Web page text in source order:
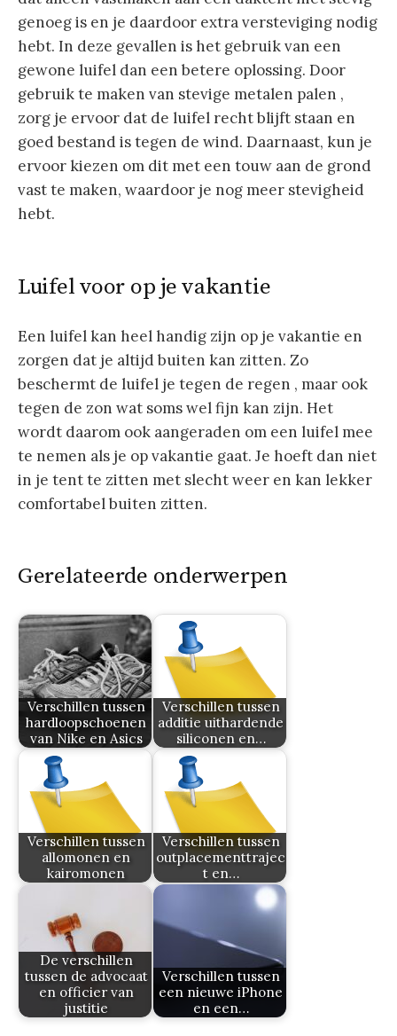
genoeg is en je daardoor extra versteviging nodig
hebt. In deze gevallen is het gebruik van een
gewone luifel dan een betere oplossing. Door
gebruik te maken van stevige metalen palen ,
zorg je ervoor dat de luifel recht blijft staan en
goed bestand is tegen de wind. Daarnaast, kun je
ervoor kiezen om dit met een touw aan de grond
vast te maken, waardoor je nog meer stevigheid
hebt.
Luifel voor op je vakantie
Een luifel kan heel handig zijn op je vakantie en
zorgen dat je altijd buiten kan zitten. Zo
beschermt de luifel je tegen de regen , maar ook
tegen de zon wat soms wel fijn kan zijn. Het
wordt daarom ook aangeraden om een luifel mee
te nemen als je op vakantie gaat. Je hoeft dan niet
in je tent te zitten met slecht weer en kan lekker
comfortabel buiten zitten.
Gerelateerde onderwerpen
Verschillen tussen
hardloopschoenen
van Nike en Asics
Verschillen tussen
additie uithardende
siliconen en…
Verschillen tussen
allomonen en
kairomonen
Verschillen tussen
outplacementtrajec
t en…
De verschillen
tussen de advocaat
en officier van
justitie
Verschillen tussen
een nieuwe iPhone
en een…